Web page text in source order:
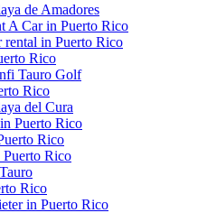
de Amadores
A Car in Puerto Rico
in Puerto Rico
Rico
Tauro Golf
Rico
del Cura
Puerto Rico
Rico
Rico
Rico
in Puerto Rico